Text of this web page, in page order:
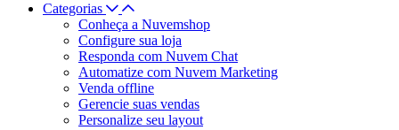
Categorias
Conheça a Nuvemshop
Configure sua loja
Responda com Nuvem Chat
Automatize com Nuvem Marketing
Venda offline
Gerencie suas vendas
Personalize seu layout